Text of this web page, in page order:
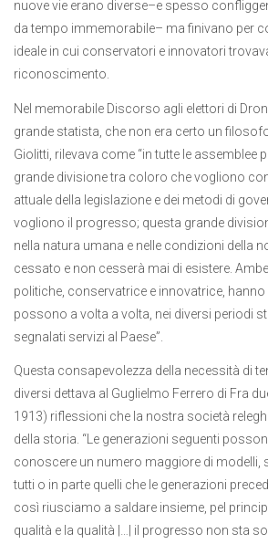
nuove vie erano diverse–e spesso
da tempo immemorabile– ma finivano per
ideale in cui conservatori e innovatori
riconoscimento.
Nel memorabile Discorso agli elettori di
grande statista, che non era certo un
Giolitti, rilevava come “in tutte le assemblee
grande divisione tra coloro che vogliono
attuale della legislazione e dei metodi di
vogliono il progresso; questa grande
nella natura umana e nelle condizioni della
cessato e non cesserà mai di esistere.
politiche, conservatrice e innovatrice, hanno
possono a volta a volta, nei diversi periodi
segnalati servizi al Paese”.
Questa consapevolezza della necessità di
diversi dettava al Guglielmo Ferrero di Fra
1913) riflessioni che la nostra società
della storia. “Le generazioni seguenti
conoscere un numero maggiore di modelli,
tutti o in parte quelli che le generazioni
così riusciamo a saldare insieme, pel
qualità e la qualità |…| il progresso non sta